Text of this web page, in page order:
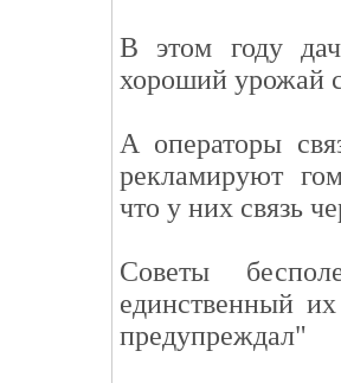
В этом году
хороший урожай
А операторы
рекламируют
что у них связь
Советы
единственный
предупреждал"